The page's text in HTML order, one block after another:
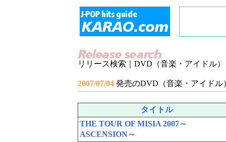
リリース検索｜DVD（音楽・アイドル）
2007/07/04 発売のDVD（音楽・アイドル
タイトル
THE TOUR OF MISIA 2007～
ASCENSION～